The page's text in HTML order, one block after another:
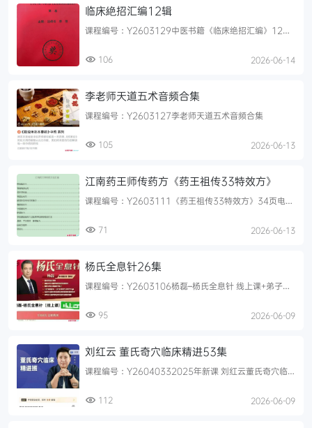
临床絶招汇编12辑
课程编号：Y2603129中医书籍《临床绝招汇编》12
106 2026-06-14
李老师天道五术音频合集
课程编号：Y2603127李老师天道五术音频合集
105 2026-06-13
江南药王师传药方《药王祖传33特效方》
课程编号：Y2603111《药王祖传33特效方》34页电子
71 2026-06-13
杨氏全息针26集
课程编号：Y2603106杨磊–杨氏全息针 线上课+弟子内
版)第0...
95 2026-06-09
刘红云 董氏奇穴临床精进53集
课程编号：Y26040332025年新课 刘红云董氏奇穴临
二节不...
112 2026-06-09